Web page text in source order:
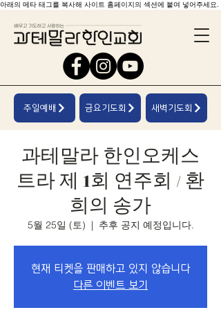
아래의 메타 태그를 복사해 사이트 홈페이지의 섹션에 붙여 넣어주세요.
주일예배 금요기도회 새벽기도회
과테말라 한인오케스
트라 제 1회 연주회 / 환
희의 송가
5월 25일 (토)
  |
추후 공지 예정입니다.
현재 티켓을 판매하고 있지 않습니다
다른 이벤트 보기